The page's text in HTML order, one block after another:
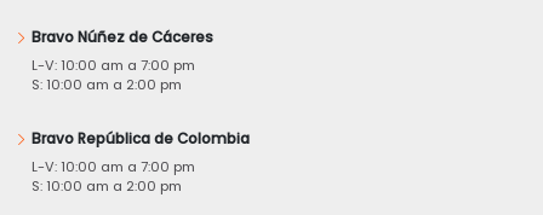
Bravo Núñez de Cáceres
L-V: 10:00 am a 7:00 pm
S: 10:00 am a 2:00 pm
Bravo República de Colombia
L-V: 10:00 am a 7:00 pm
S: 10:00 am a 2:00 pm